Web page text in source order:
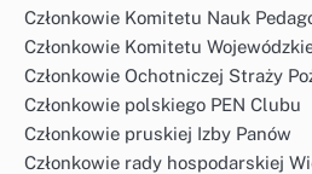
Członkowie Komitetu Nauk
Członkowie Komitetu
Członkowie Ochotniczej Straży
Członkowie polskiego PEN Clubu
Członkowie pruskiej Izby Panów
Członkowie rady hospodarskiej